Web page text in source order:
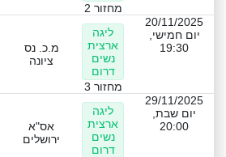
מחזור 2
20/11/2025
יום חמישי,
19:30
ליגה
ארצית
נשים
דרום
מחזור 3
מ.כ. נס
ציונה
29/11/2025
יום שבת,
20:00
ליגה
ארצית
נשים
דרום
אס"א
ירושלים